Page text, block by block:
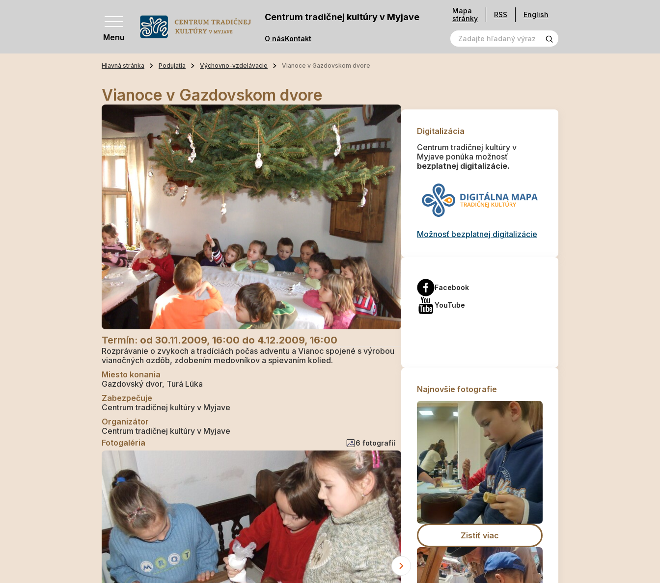
Menu
Centrum tradičnej kultúry v Myjave
O násKontakt
Mapa
stránky
RSS English
Hlavná stránka Podujatia Výchovno-vzdelávacie Vianoce v Gazdovskom dvore
Vianoce v Gazdovskom dvore
Termín: od 30.11.2009, 16:00 do 4.12.2009, 16:00
Rozprávanie o zvykoch a tradíciách počas adventu a Vianoc spojené s výrobou
vianočných ozdôb, zdobením medovníkov a spievaním kolied.
Miesto konania
Gazdovský dvor, Turá Lúka
Zabezpečuje
Centrum tradičnej kultúry v Myjave
Organizátor
Centrum tradičnej kultúry v Myjave
Fotogaléria
6 fotografií
Digitalizácia
Centrum tradičnej kultúry v
Myjave ponúka možnosť
bezplatnej digitalizácie.
Možnosť bezplatnej digitalizácie
Facebook
YouTube
Najnovšie fotografie
Zistiť viac